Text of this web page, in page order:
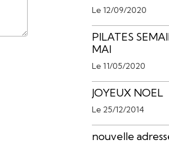
Le 12/09/2020
PILATES
MAI
Le 11/05/2020
JOYEUX NOEL
Le 25/12/2014
nouvelle